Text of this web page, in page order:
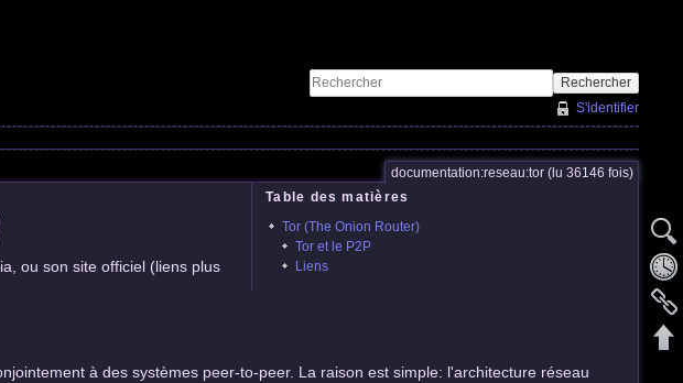
Rechercher
S'identifier
documentation:reseau:tor (lu 36146 fois)
Table des matières
Tor (The Onion Router)
Tor et le P2P
Liens
ou son site officiel (liens plus
à des systèmes peer-to-peer. La raison est simple: l'architecture réseau